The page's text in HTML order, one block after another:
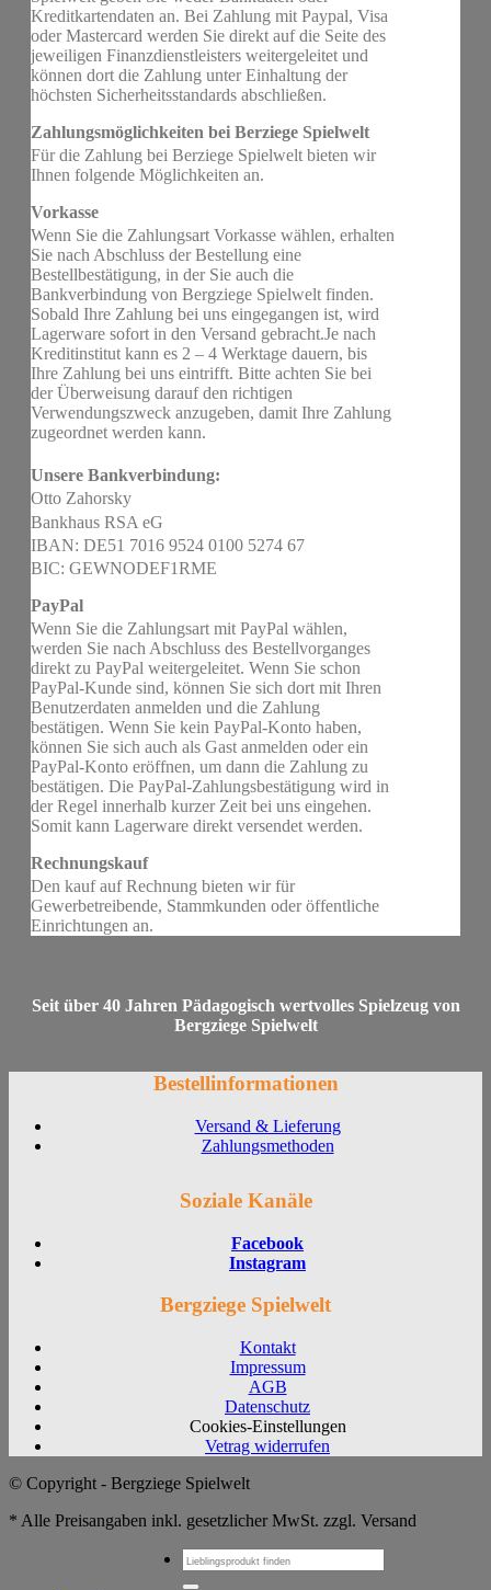
Kreditkartendaten an. Bei Zahlung mit Paypal, Visa
oder Mastercard werden Sie direkt auf die Seite des
jeweiligen Finanzdienstleisters weitergeleitet und
können dort die Zahlung unter Einhaltung der
höchsten Sicherheitsstandards abschließen.
Zahlungsmöglichkeiten bei Berziege Spielwelt
Für die Zahlung bei Berziege Spielwelt bieten wir
Ihnen folgende Möglichkeiten an.
Vorkasse
Wenn Sie die Zahlungsart Vorkasse wählen, erhalten
Sie nach Abschluss der Bestellung eine
Bestellbestätigung, in der Sie auch die
Bankverbindung von Bergziege Spielwelt finden.
Sobald Ihre Zahlung bei uns eingegangen ist, wird
Lagerware sofort in den Versand gebracht.Je nach
Kreditinstitut kann es 2 – 4 Werktage dauern, bis
Ihre Zahlung bei uns eintrifft. Bitte achten Sie bei
der Überweisung darauf den richtigen
Verwendungszweck anzugeben, damit Ihre Zahlung
zugeordnet werden kann.
Unsere Bankverbindung:
Otto Zahorsky
Bankhaus RSA eG
IBAN: DE51 7016 9524 0100 5274 67
BIC: GEWNODEF1RME
PayPal
Wenn Sie die Zahlungsart mit PayPal wählen,
werden Sie nach Abschluss des Bestellvorganges
direkt zu PayPal weitergeleitet. Wenn Sie schon
PayPal-Kunde sind, können Sie sich dort mit Ihren
Benutzerdaten anmelden und die Zahlung
bestätigen. Wenn Sie kein PayPal-Konto haben,
können Sie sich auch als Gast anmelden oder ein
PayPal-Konto eröffnen, um dann die Zahlung zu
bestätigen. Die PayPal-Zahlungsbestätigung wird in
der Regel innerhalb kurzer Zeit bei uns eingehen.
Somit kann Lagerware direkt versendet werden.
Rechnungskauf
Den kauf auf Rechnung bieten wir für
Gewerbetreibende, Stammkunden oder öffentliche
Einrichtungen an.
Seit über 40 Jahren Pädagogisch wertvolles Spielzeug von
Bergziege Spielwelt
Bestellinformationen
Versand & Lieferung
Zahlungsmethoden
Soziale Kanäle
Facebook
Instagram
Bergziege Spielwelt
Kontakt
Impressum
AGB
Datenschutz
Cookies-Einstellungen
Vetrag widerrufen
© Copyright - Bergziege Spielwelt
* Alle Preisangaben inkl. gesetzlicher MwSt. zzgl. Versand
Suchen
nach: